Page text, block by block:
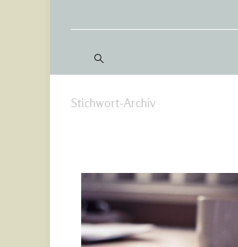
Stichwort-Archiv